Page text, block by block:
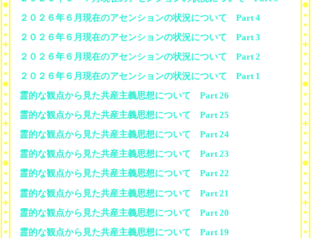
２０２６年６月現在のアセンションの状況について Part 4
２０２６年６月現在のアセンションの状況について Part 3
２０２６年６月現在のアセンションの状況について Part 2
２０２６年６月現在のアセンションの状況について Part 1
霊的な観点から見た共産主義思想について Part 26
霊的な観点から見た共産主義思想について Part 25
霊的な観点から見た共産主義思想について Part 24
霊的な観点から見た共産主義思想について Part 23
霊的な観点から見た共産主義思想について Part 22
霊的な観点から見た共産主義思想について Part 21
霊的な観点から見た共産主義思想について Part 20
霊的な観点から見た共産主義思想について Part 19